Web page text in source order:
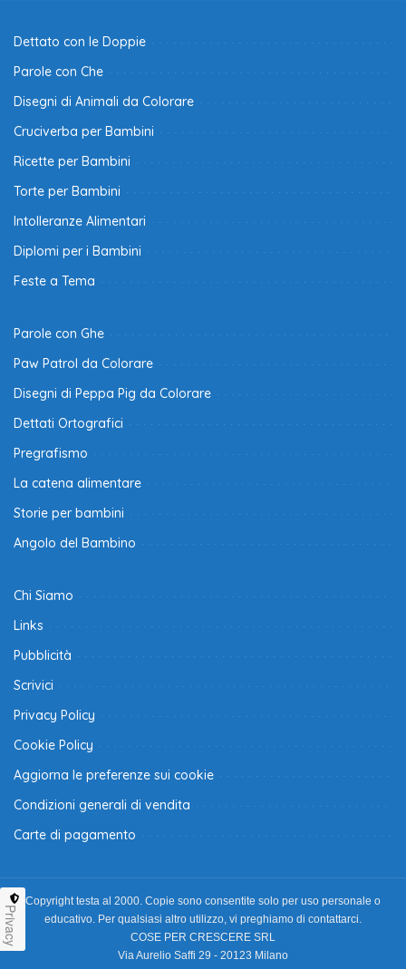
Dettato con le Doppie
Parole con Che
Disegni di Animali da Colorare
Cruciverba per Bambini
Ricette per Bambini
Torte per Bambini
Intolleranze Alimentari
Diplomi per i Bambini
Feste a Tema
Parole con Ghe
Paw Patrol da Colorare
Disegni di Peppa Pig da Colorare
Dettati Ortografici
Pregrafismo
La catena alimentare
Storie per bambini
Angolo del Bambino
Chi Siamo
Links
Pubblicità
Scrivici
Privacy Policy
Cookie Policy
Aggiorna le preferenze sui cookie
Condizioni generali di vendita
Carte di pagamento
Copyright testa al 2000. Copie sono consentite solo per uso personale o
educativo. Per qualsiasi altro utilizzo, vi preghiamo di contattarci.
COSE PER CRESCERE SRL
Via Aurelio Saffi 29 - 20123 Milano
Privacy